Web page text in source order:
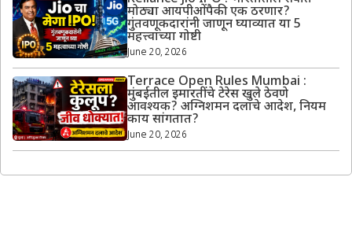
मोठ्या आयपीओंपैकी एक ठरणार?
गुंतवणूकदारांनी जाणून घ्याव्यात या 5
महत्त्वाच्या गोष्टी
June 20, 2026
Terrace Open Rules Mumbai :
मुंबईतील इमारतींचे टेरेस खुले ठेवणे
आवश्यक? अग्निशमन दलाचे आदेश, नियम
काय सांगतात?
June 20, 2026